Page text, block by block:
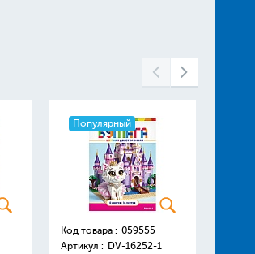
Популярный
Код товара : 059555
Артикул : DV-16252-1